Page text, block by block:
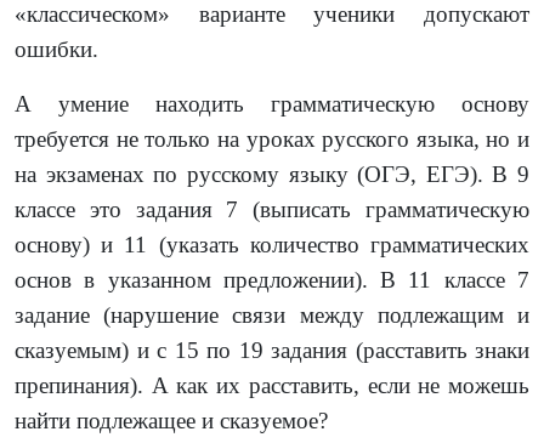
«классическом» варианте ученики допускают
ошибки.
А умение находить грамматическую основу
требуется не только на уроках русского языка, но и
на экзаменах по русскому языку (ОГЭ, ЕГЭ). В 9
классе это задания 7 (выписать грамматическую
основу) и 11 (указать количество грамматических
основ в указанном предложении). В 11 классе 7
задание (нарушение связи между подлежащим и
сказуемым) и с 15 по 19 задания (расставить знаки
препинания). А как их расставить, если не можешь
найти подлежащее и сказуемое?